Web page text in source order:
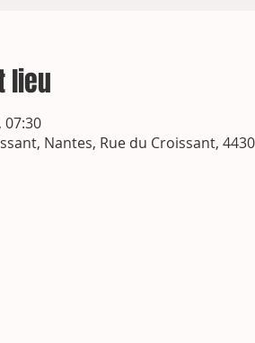
lieu
07:30
Nantes, Rue du Croissant,